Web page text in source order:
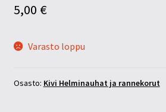
5,00 €
Varasto loppu
Osasto: Kivi Helminauhat ja rannekorut